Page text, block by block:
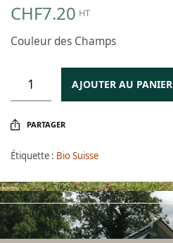
CHF7.20 HT
Couleur des Champs
AJOUTER AU PANIER
PARTAGER
Étiquette : Bio Suisse